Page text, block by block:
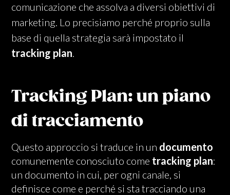
comunicazione che assolva a diversi obiettivi di
marketing. Lo precisiamo perché proprio sulla
base di quella strategia sarà impostato il
tracking plan.
Tracking Plan: un piano
di tracciamento
Questo approccio si traduce in un documento
comunemente conosciuto come tracking plan:
un documento in cui, per ogni canale, si
definisce come e perché si sta tracciando una